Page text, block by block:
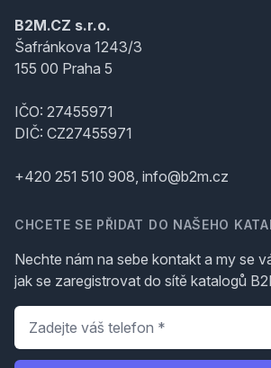
B2M.CZ s.r.o.
Šafránkova 1243/3
155 00 Praha 5
IČO: 27455971
DIČ: CZ27455971
+420 251 510 908, info@b2m.cz
CHCETE SE PŘIDAT DO NAŠEHO
Nechte nám na sebe kontakt a my se
jak se zaregistrovat do sítě katalogů
Telefon